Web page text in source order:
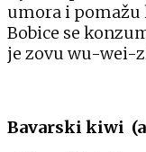
umora i pomažu
Bobice se
je zovu wu-wei-
Bavarski kiwi